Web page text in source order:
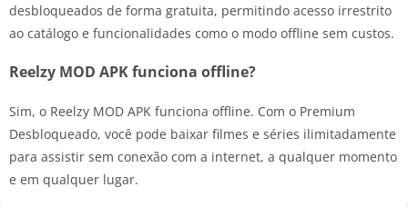
desbloqueados de forma gratuita, permitindo acesso irrestrito
ao catálogo e funcionalidades como o modo offline sem custos.
Reelzy MOD APK funciona offline?
Sim, o Reelzy MOD APK funciona offline. Com o Premium
Desbloqueado, você pode baixar filmes e séries ilimitadamente
para assistir sem conexão com a internet, a qualquer momento
e em qualquer lugar.